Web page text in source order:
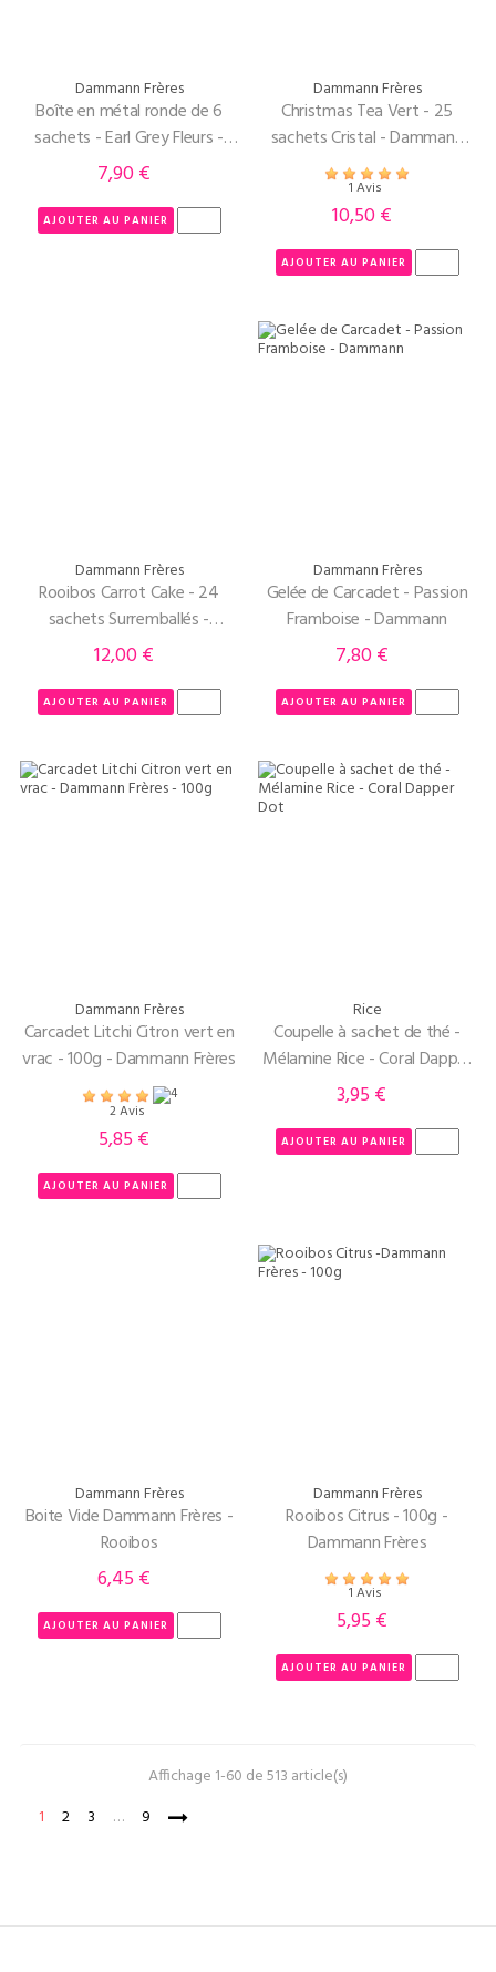
Dammann Frères
Boîte en métal ronde de 6
sachets - Earl Grey Fleurs -
Dammann Frères
Prix
7,90 €
AJOUTER AU PANIER
Dammann Frères
Christmas Tea Vert - 25
sachets Cristal - Dammann
Frères
1 Avis
Prix
10,50 €
AJOUTER AU PANIER
Dammann Frères
Rooibos Carrot Cake - 24
sachets Surremballés -
Dammann Frères
Prix
12,00 €
AJOUTER AU PANIER
Dammann Frères
Gelée de Carcadet - Passion
Framboise - Dammann
Prix
7,80 €
AJOUTER AU PANIER
Dammann Frères
Carcadet Litchi Citron vert en
vrac - 100g - Dammann Frères
2 Avis
Prix
5,85 €
AJOUTER AU PANIER
Rice
Coupelle à sachet de thé -
Mélamine Rice - Coral Dapper
Dot
Prix
3,95 €
AJOUTER AU PANIER
Dammann Frères
Boite Vide Dammann Frères -
Rooibos
Prix
6,45 €
AJOUTER AU PANIER
Dammann Frères
Rooibos Citrus - 100g -
Dammann Frères
1 Avis
Prix
5,95 €
AJOUTER AU PANIER
Affichage 1-60 de 513 article(s)
1
2 3 … 9